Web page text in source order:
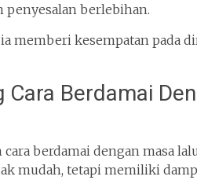
berlebihan.
memberi kesempatan pada
Berdamai
berdamai dengan masa
mudah, tetapi memiliki